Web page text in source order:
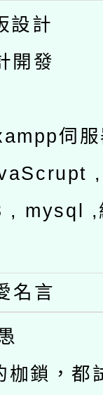
設計
開發
伺
mysql ,
名言
枷鎖，都